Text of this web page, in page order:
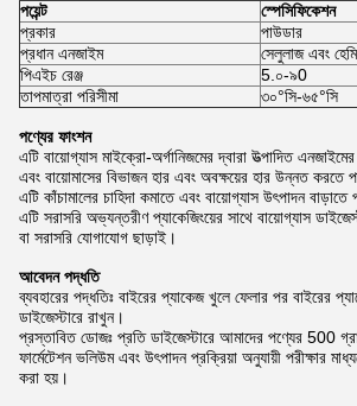
পয়েন্ট
স্পেসিফিকেশন
প্রকার
পাউডার
প্রধান এনজাইম
সেলুলাজ এবং
পিএইচ রেঞ্জ
5.০-৯0
তাপমাত্রা পরিসীমা
৩০°সি-৬৫°সি
পণ্যের ফাংশন
এটি বায়োগ্যাস মাইক্রো-অর্গানিজমের দ্বারা উত্পাদিত
এবং বায়োমাসের বিভাজন হার এবং অবক্ষয়ের হার উন্নত করতে
এটি কাঁচামালের চাহিদা কমাতে এবং বায়োগ্যাস উৎপাদন বাড়াতে
এটি সরাসরি অভ্যন্তরীণ প্যাকেজিংয়ের সাথে বায়োগ্যাস
বা সরাসরি যোগাযোগ ছাড়াই।
আবেদন পদ্ধতি
ব্যবহারের পদ্ধতিঃ বাইরের প্যাকেজ খুলে ফেলার পর বাইরের
ডাইজেস্টারে রাখুন।
প্রস্তাবিত ডোজঃ প্রতি ডাইজেস্টারে আমাদের পণ্যের 500
ফার্মেটেশন ভলিউম এবং উৎপাদন প্রক্রিয়া অনুযায়ী পরীক্ষার
করা হয়।